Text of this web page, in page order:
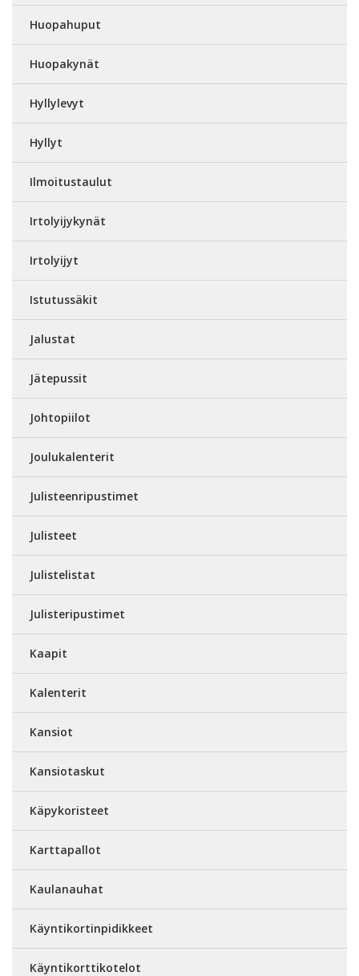
Huopahuput
Huopakynät
Hyllylevyt
Hyllyt
Ilmoitustaulut
Irtolyijykynät
Irtolyijyt
Istutussäkit
Jalustat
Jätepussit
Johtopiilot
Joulukalenterit
Julisteenripustimet
Julisteet
Julistelistat
Julisteripustimet
Kaapit
Kalenterit
Kansiot
Kansiotaskut
Käpykoristeet
Karttapallot
Kaulanauhat
Käyntikortinpidikkeet
Käyntikorttikotelot